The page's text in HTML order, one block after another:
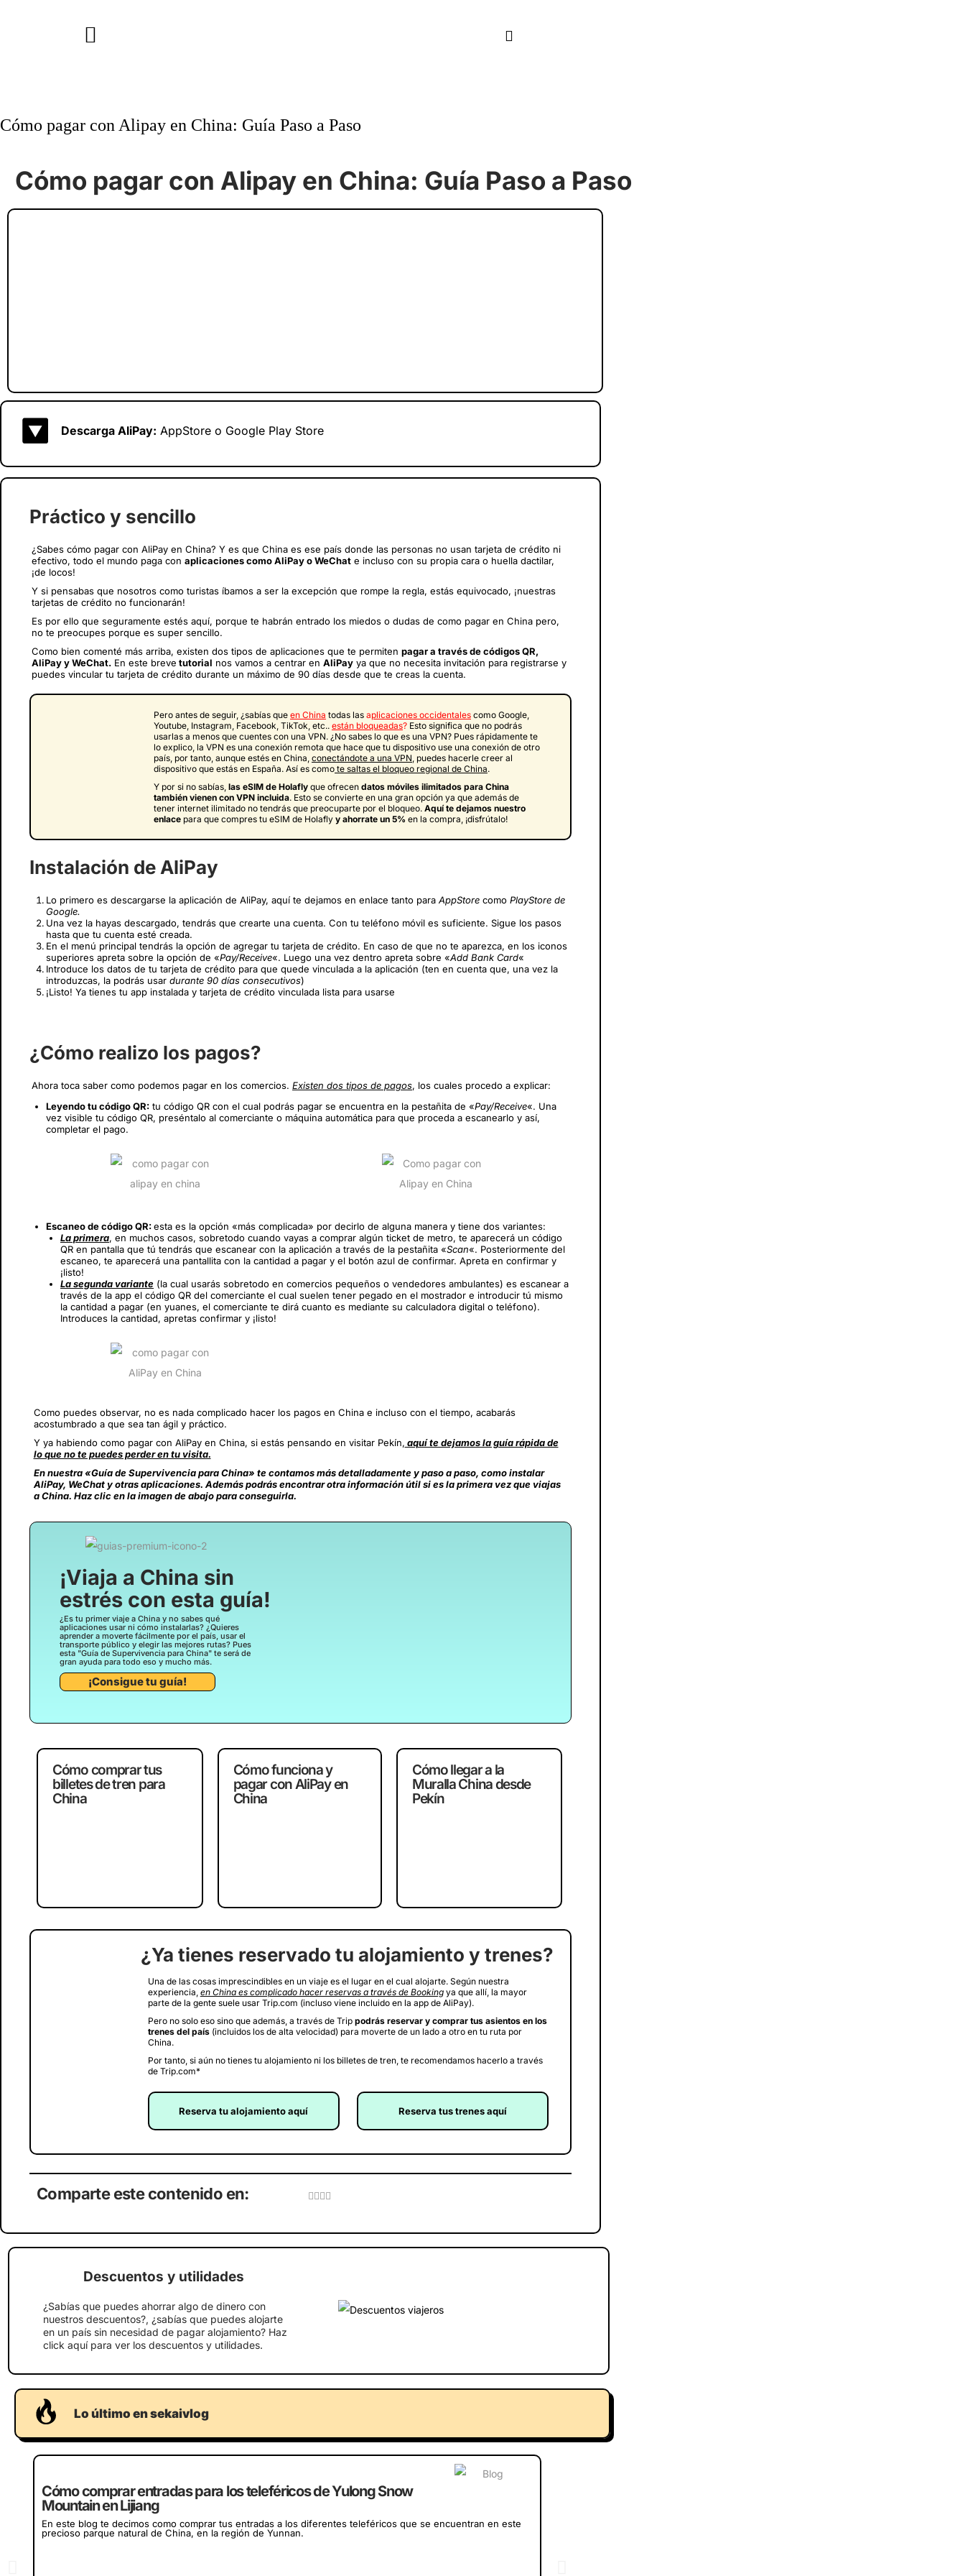
Cómo pagar con Alipay en China: Guía Paso a Paso
Cómo pagar con Alipay en China: Guía Paso a Paso
Descarga AliPay: AppStore o Google Play Store
Práctico y sencillo
¿Sabes cómo pagar con AliPay en China? Y es que China es ese país donde las personas no usan tarjeta de crédito ni
efectivo, todo el mundo paga con aplicaciones como AliPay o WeChat e incluso con su propia cara o huella dactilar,
¡de locos!
Y si pensabas que nosotros como turistas íbamos a ser la excepción que rompe la regla, estás equivocado, ¡nuestras
tarjetas de crédito no funcionarán!
Es por ello que seguramente estés aquí, porque te habrán entrado los miedos o dudas de como pagar en China pero,
no te preocupes porque es super sencillo.
Como bien comenté más arriba, existen dos tipos de aplicaciones que te permiten pagar a través de códigos QR,
AliPay y WeChat. En este breve tutorial nos vamos a centrar en AliPay ya que no necesita invitación para registrarse y
puedes vincular tu tarjeta de crédito durante un máximo de 90 días desde que te creas la cuenta.
Pero antes de seguir, ¿sabías que en China todas las aplicaciones occidentalescomo Google,
Youtube, Instagram, Facebook, TikTok, etc.. están bloqueadas?Esto significa que no podrás
usarlas a menos que cuentes con una VPN. ¿No sabes lo que es una VPN? Pues rápidamente te
lo explico, la VPN es una conexión remota que hace que tu dispositivo use una conexión de otro
país, por tanto, aunque estés en China, conectándote a una VPN, puedes hacerle creer al
dispositivo que estás en España. Así es comote saltas el bloqueo regional de China.
Y por si no sabías, las eSIM de Holaflyque ofrecen datos móviles ilimitados para China
también vienen con VPN incluida. Esto se convierte en una gran opción ya que además de
tener internet ilimitado no tendrás que preocuparte por el bloqueo. Aquí te dejamos nuestro
enlace para que compres tu eSIM de Holafly y ahorrate un 5% en la compra, ¡disfrútalo!
Instalación de AliPay
Lo primero es descargarse la aplicación de AliPay, aquí te dejamos en enlace tanto para AppStore como PlayStore de
Google.
Una vez la hayas descargado, tendrás que crearte una cuenta. Con tu teléfono móvil es suficiente. Sigue los pasos
hasta que tu cuenta esté creada.
En el menú principal tendrás la opción de agregar tu tarjeta de crédito. En caso de que no te aparezca, en los iconos
superiores apreta sobre la opción de «Pay/Receive«. Luego una vez dentro apreta sobre «Add Bank Card«
Introduce los datos de tu tarjeta de crédito para que quede vinculada a la aplicación (ten en cuenta que, una vez la
introduzcas, la podrás usar durante 90 días consecutivos)
¡Listo! Ya tienes tu app instalada y tarjeta de crédito vinculada lista para usarse
¿Cómo realizo los pagos?
Ahora toca saber como podemos pagar en los comercios. Existen dos tipos de pagos, los cuales procedo a explicar:
Leyendo tu código QR: tu código QR con el cual podrás pagar se encuentra en la pestañita de «Pay/Receive«. Una
vez visible tu código QR, preséntalo al comerciante o máquina automática para que proceda a escanearlo y así,
completar el pago.
Escaneo de código QR:esta es la opción «más complicada» por decirlo de alguna manera y tiene dos variantes:
La primera, en muchos casos, sobretodo cuando vayas a comprar algún ticket de metro, te aparecerá un código
QR en pantalla que tú tendrás que escanear con la aplicación a través de la pestañita «Scan«. Posteriormente del
escaneo, te aparecerá una pantallita con la cantidad a pagar y el botón azul de confirmar. Apreta en confirmar y
¡listo!
La segunda variante (la cual usarás sobretodo en comercios pequeños o vendedores ambulantes) es escanear a
través de la app el código QR del comerciante el cual suelen tener pegado en el mostrador e introducir tú mismo
la cantidad a pagar (en yuanes, el comerciante te dirá cuanto es mediante su calculadora digital o teléfono).
Introduces la cantidad, apretas confirmar y ¡listo!
Como puedes observar, no es nada complicado hacer los pagos en China e incluso con el tiempo, acabarás
acostumbrado a que sea tan ágil y práctico.
Y ya habiendo como pagar con AliPay en China, si estás pensando en visitar Pekín, aquí te dejamos la guía rápida de
lo que no te puedes perder en tu visita.
En nuestra «Guía de Supervivencia para China» te contamos más detalladamente y paso a paso, como instalar
AliPay, WeChat y otras aplicaciones. Además podrás encontrar otra información útil si es la primera vez que viajas
a China. Haz clic en la imagen de abajo para conseguirla.
¡Viaja a China sin
estrés con esta guía!
¿Es tu primer viaje a China y no sabes qué
aplicaciones usar ni cómo instalarlas? ¿Quieres
aprender a moverte fácilmente por el país, usar el
transporte público y elegir las mejores rutas? Pues
esta "Guía de Supervivencia para China" te será de
gran ayuda para todo eso y mucho más.
¡Consigue tu guía!
Cómo comprar tus
billetes de tren para
China
Cómo funciona y
pagar con AliPay en
China
Cómo llegar a la
Muralla China desde
Pekín
¿Ya tienes reservado tu alojamiento y trenes?
Una de las cosas imprescindibles en un viaje es el lugar en el cual alojarte. Según nuestra
experiencia, en China es complicado hacer reservas a través de Bookingya que allí, la mayor
parte de la gente suele usar Trip.com (incluso viene incluido en la app de AliPay).
Pero no solo eso sino que además, a través de Trip podrás reservar y comprar tus asientos en los
trenes del país(incluidos los de alta velocidad) para moverte de un lado a otro en tu ruta por
China.
Por tanto, si aún no tienes tu alojamiento ni los billetes de tren, te recomendamos hacerlo a través
de Trip.com*
Reserva tu alojamiento aquí Reserva tus trenes aquí
Comparte este contenido en:
Descuentos y utilidades
¿Sabías que puedes ahorrar algo de dinero con
nuestros descuentos?, ¿sabías que puedes alojarte
en un país sin necesidad de pagar alojamiento? Haz
click aquí para ver los descuentos y utilidades.
Lo último en sekaivlog
Cómo comprar entradas para los teleféricos de Yulong Snow
Mountain en Lijiang
En este blog te decimos como comprar tus entradas a los diferentes teleféricos que se encuentran en este
precioso parque natural de China, en la región de Yunnan.